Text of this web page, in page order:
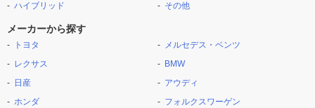
ハイブリッド
その他
メーカーから探す
トヨタ
レクサス
日産
ホンダ
メルセデス・ベンツ
BMW
アウディ
フォルクスワーゲン